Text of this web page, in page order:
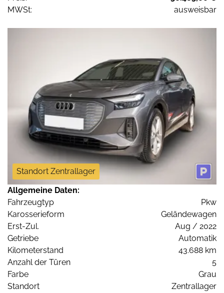
MWSt:
ausweisbar
Standort Zentrallager
Allgemeine Daten:
Fahrzeugtyp
Pkw
Karosserieform
Geländewagen
Erst-Zul.
Aug / 2022
Getriebe
Automatik
Kilometerstand
43.688 km
Anzahl der Türen
5
Farbe
Grau
Standort
Zentrallager